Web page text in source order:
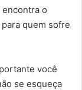
o
quem sofre
você
se esqueça